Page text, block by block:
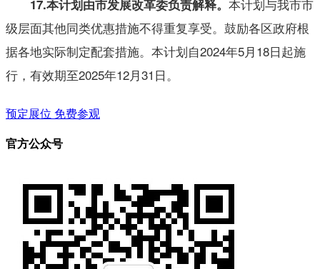
17.本计划由市发展改革委负责解释。 本计划与我市市
级层面其他同类优惠措施不得重复享受。鼓励各区政府根
据各地实际制定配套措施。本计划自2024年5月18日起施
行，有效期至2025年12月31日。
预定展位 免费参观
官方公众号